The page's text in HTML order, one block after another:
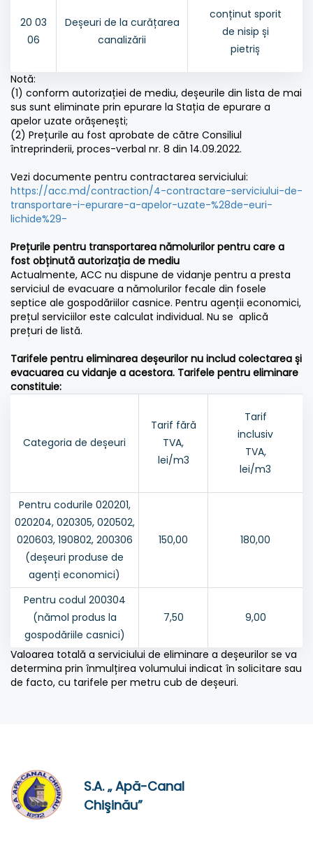
20 03
06
Deșeuri de la curățarea
canalizării
conținut sporit
de nisip și
pietriș
Notă:
(1) conform autorizației de mediu, deșeurile din lista de mai
sus sunt eliminate prin epurare la Stația de epurare a
apelor uzate orășenești;
(2) Prețurile au fost aprobate de către Consiliul
întreprinderii, proces-verbal nr. 8 din 14.09.2022.
Vezi documente pentru contractarea serviciului:
https://acc.md/contraction/4-contractare-serviciului-de-
transportare-i-epurare-a-apelor-uzate-%28de-euri-
lichide%29-
Prețurile pentru transportarea nămolurilor pentru care a
fost obținută autorizația de mediu
Actualmente, ACC nu dispune de vidanje pentru a presta
serviciul de evacuare a nămolurilor fecale din fosele
septice ale gospodăriilor casnice. Pentru agenții economici,
prețul serviciilor este calculat individual. Nu se aplică
prețuri de listă.
Tarifele pentru eliminarea deșeurilor nu includ colectarea și
evacuarea cu vidanje a acestora. Tarifele pentru eliminare
constituie:
Categoria de deșeuri
Tarif fără
TVA,
lei/m3
Tarif
inclusiv
TVA,
lei/m3
Pentru codurile 020201,
020204, 020305, 020502,
020603, 190802, 200306
(deșeuri produse de
agenți economici)
150,00 180,00
Pentru codul 200304
(nămol produs la
gospodăriile casnici)
7,50 9,00
Valoarea totală a serviciului de eliminare a deșeurilor se va
determina prin înmulțirea volumului indicat în solicitare sau
de facto, cu tarifele per metru cub de deșeuri.
S.A. „ Apă-Canal
Chişinău”